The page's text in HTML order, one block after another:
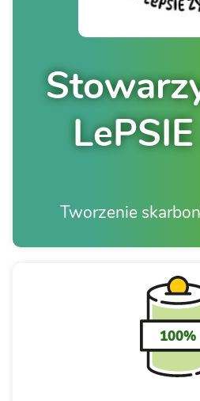
Tworzenie
100%